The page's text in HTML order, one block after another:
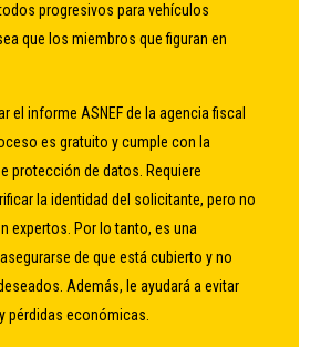
progresivos para vehículos
que los miembros que figuran en
el informe ASNEF de la agencia fiscal
es gratuito y cumple con la
protección de datos. Requiere
la identidad del solicitante, pero no
expertos. Por lo tanto, es una
de que está cubierto y no
Además, le ayudará a evitar
pérdidas económicas.